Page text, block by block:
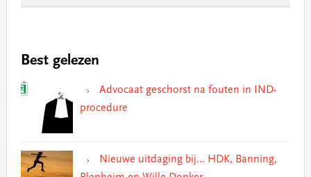
Best gelezen
Advocaat geschorst na fouten in IND-
procedure
Nieuwe uitdaging bij… HDK, Banning,